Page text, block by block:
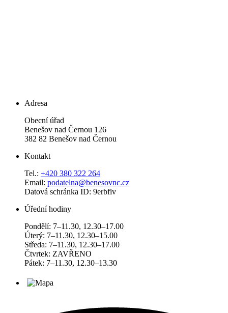
Adresa
Obecní úřad
Benešov nad Černou 126
382 82 Benešov nad Černou
Kontakt
Tel.: +420 380 322 264
Email: podatelna@benesovnc.cz
Datová schránka ID: 9erbfiv
Úřední hodiny
Pondělí: 7–11.30, 12.30–17.00
Úterý: 7–11.30, 12.30–15.00
Středa: 7–11.30, 12.30–17.00
Čtvrtek: ZAVŘENO
Pátek: 7–11.30, 12.30–13.30